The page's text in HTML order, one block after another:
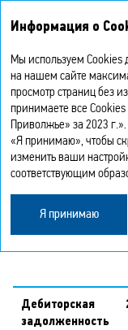
Динамика
в 2021–2023 годах,
Показатель
Дебиторская
задолженность
Информация о
Мы используем Cookies
на нашем сайте
просмотр страниц без
принимаете все
Приволжье» за 2023
«Я принимаю», чтобы
изменить ваши
соответствующим
Я принимаю